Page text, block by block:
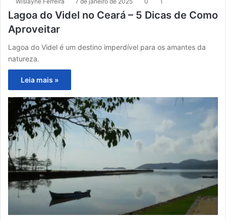
Lagoa do Videl no Ceará – 5 Dicas de Como
Aproveitar
Lagoa do Videl é um destino imperdível para os amantes da
natureza.
Leia mais »